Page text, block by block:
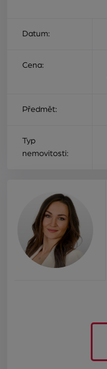
Datum:
Cena:
Předmět:
Typ
nemovitosti: